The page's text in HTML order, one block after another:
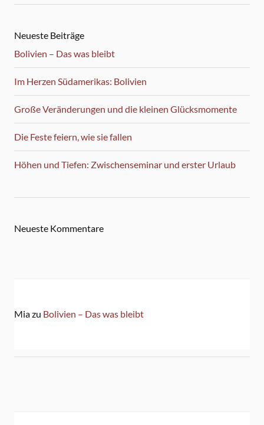
Neueste Beiträge
Bolivien – Das was bleibt
Im Herzen Südamerikas: Bolivien
Große Veränderungen und die kleinen Glücksmomente
Die Feste feiern, wie sie fallen
Höhen und Tiefen: Zwischenseminar und erster Urlaub
Neueste Kommentare
Miazu Bolivien – Das was bleibt